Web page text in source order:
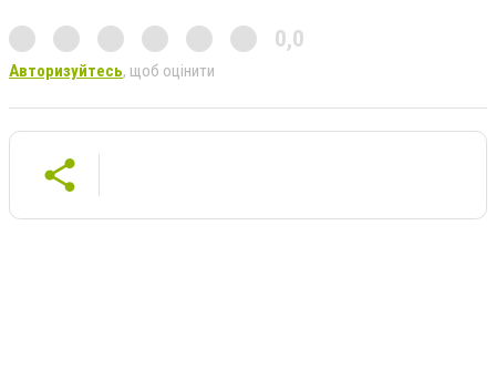
0,0
Авторизуйтесь, щоб оцінити